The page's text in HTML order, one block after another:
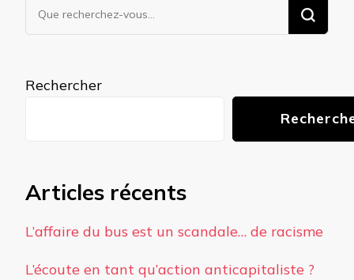
Vous
recherchiez
Rechercher
Articles récents
L’affaire du bus est un scandale… de racisme
L’écoute en tant qu’action anticapitaliste ?